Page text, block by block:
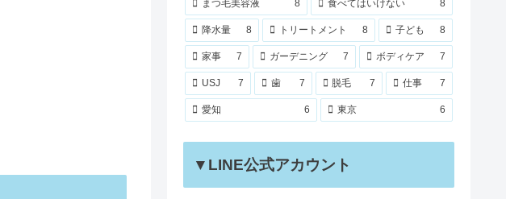
まつ毛美容液 8 食べてはいけない 8
降水量 8 トリートメント 8 子ども 8
家事 7 ガーデニング 7 ボディケア 7
USJ 7 歯 7 脱毛 7 仕事 7
愛知 6 東京 6
▼LINE公式アカウント